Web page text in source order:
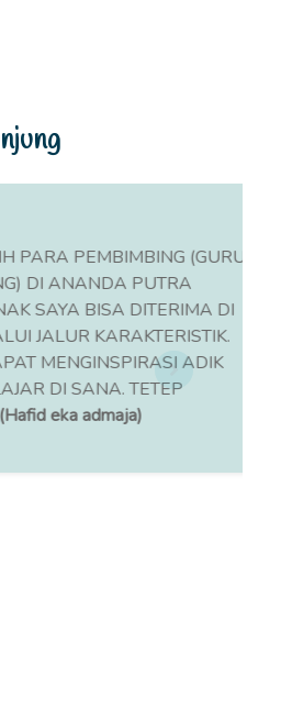
PEMBIMBING (GURU
ANANDA PUTRA
BISA DITERIMA DI
KARAKTERISTIK.
ADIK
SANA. TETEP
admaja)